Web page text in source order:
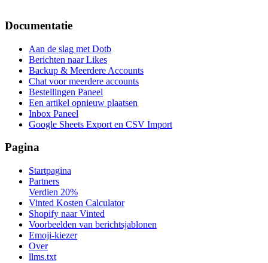
Documentatie
Aan de slag met Dotb
Berichten naar Likes
Backup & Meerdere Accounts
Chat voor meerdere accounts
Bestellingen Paneel
Een artikel opnieuw plaatsen
Inbox Paneel
Google Sheets Export en CSV Import
Pagina
Startpagina
Partners
Verdien 20%
Vinted Kosten Calculator
Shopify naar Vinted
Voorbeelden van berichtsjablonen
Emoji-kiezer
Over
llms.txt